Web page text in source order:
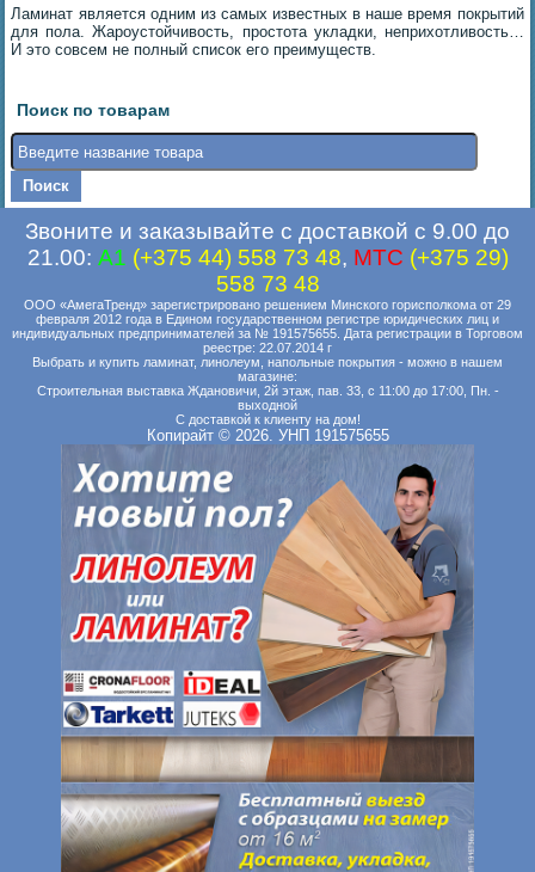
Ламинат является одним из самых известных в наше время покрытий
для пола. Жароустойчивость, простота укладки, неприхотливость…
И это совсем не полный список его преимуществ.
Поиск по товарам
Звоните и заказывайте с доставкой с 9.00 до
21.00: A1 (+375 44) 558 73 48, MTC (+375 29)
558 73 48
ООО «АмегаТренд» зарегистрировано решением Минского горисполкома от 29
февраля 2012 года в Едином государственном регистре юридических лиц и
индивидуальных предпринимателей за № 191575655. Дата регистрации в Торговом
реестре: 22.07.2014 г
Выбрать и купить ламинат, линолеум, напольные покрытия - можно в нашем
магазине:
Строительная выставка Ждановичи, 2й этаж, пав. 33, с 11:00 до 17:00, Пн. -
выходной
С доставкой к клиенту на дом!
Копирайт © 2026. УНП 191575655